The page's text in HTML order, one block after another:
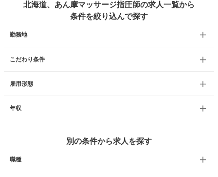
北海道、あん摩マッサージ指圧師の求人一覧から
条件を絞り込んで探す
勤務地
こだわり条件
雇用形態
年収
別の条件から求人を探す
職種